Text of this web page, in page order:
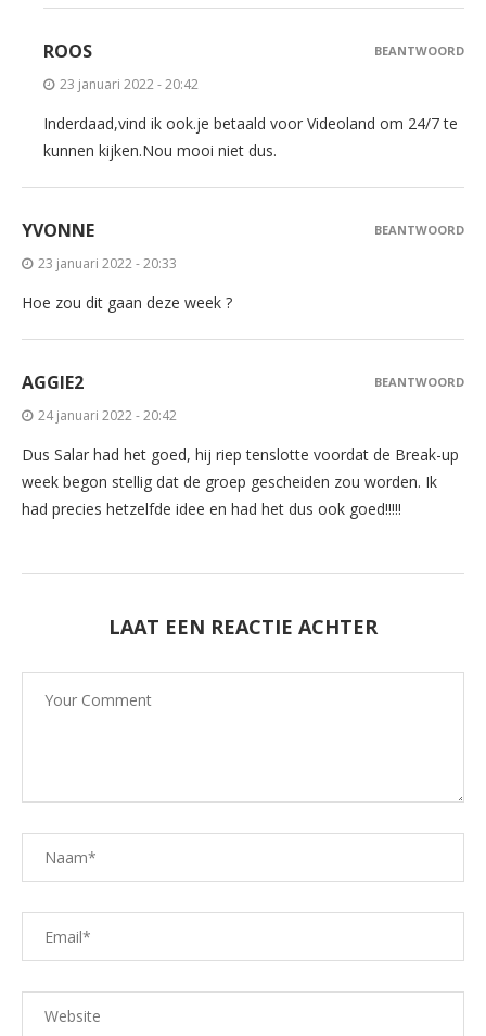
ROOS
23 januari 2022 - 20:42
Inderdaad,vind ik ook.je betaald voor Videoland om 24/7 te
kunnen kijken.Nou mooi niet dus.
BEANTWOORD
YVONNE
23 januari 2022 - 20:33
Hoe zou dit gaan deze week ?
BEANTWOORD
AGGIE2
24 januari 2022 - 20:42
Dus Salar had het goed, hij riep tenslotte voordat de Break-up
week begon stellig dat de groep gescheiden zou worden. Ik
had precies hetzelfde idee en had het dus ook goed!!!!!
BEANTWOORD
LAAT EEN REACTIE ACHTER